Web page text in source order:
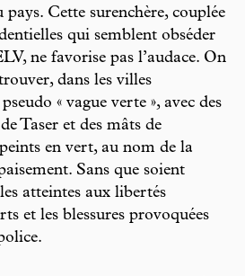
pays. Cette surenchère, couplée
qui semblent obséder
ne favorise pas l’audace. On
dans les villes
« vague verte », avec des
Taser et des mâts de
en vert, au nom de la
Sans que soient
atteintes aux libertés
et les blessures provoquées